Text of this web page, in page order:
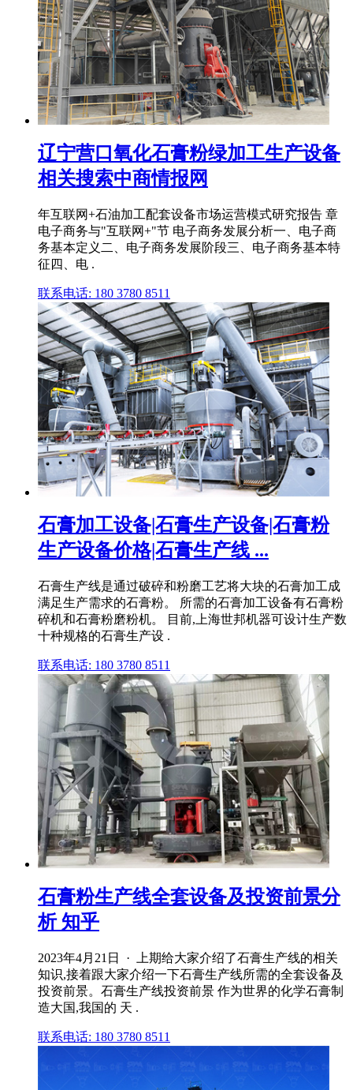
辽宁营口氧化石膏粉绿加工生产设备
相关搜索中商情报网
年互联网+石油加工配套设备市场运营模式研究报告 章
电子商务与"互联网+"节 电子商务发展分析一、电子商
务基本定义二、电子商务发展阶段三、电子商务基本特
征四、电 .
联系电话: 180 3780 8511
石膏加工设备|石膏生产设备|石膏粉
生产设备价格|石膏生产线 ...
石膏生产线是通过破碎和粉磨工艺将大块的石膏加工成
满足生产需求的石膏粉。 所需的石膏加工设备有石膏粉
碎机和石膏粉磨粉机。 目前,上海世邦机器可设计生产数
十种规格的石膏生产设 .
联系电话: 180 3780 8511
石膏粉生产线全套设备及投资前景分
析 知乎
2023年4月21日 · 上期给大家介绍了石膏生产线的相关
知识,接着跟大家介绍一下石膏生产线所需的全套设备及
投资前景。石膏生产线投资前景 作为世界的化学石膏制
造大国,我国的 天 .
联系电话: 180 3780 8511